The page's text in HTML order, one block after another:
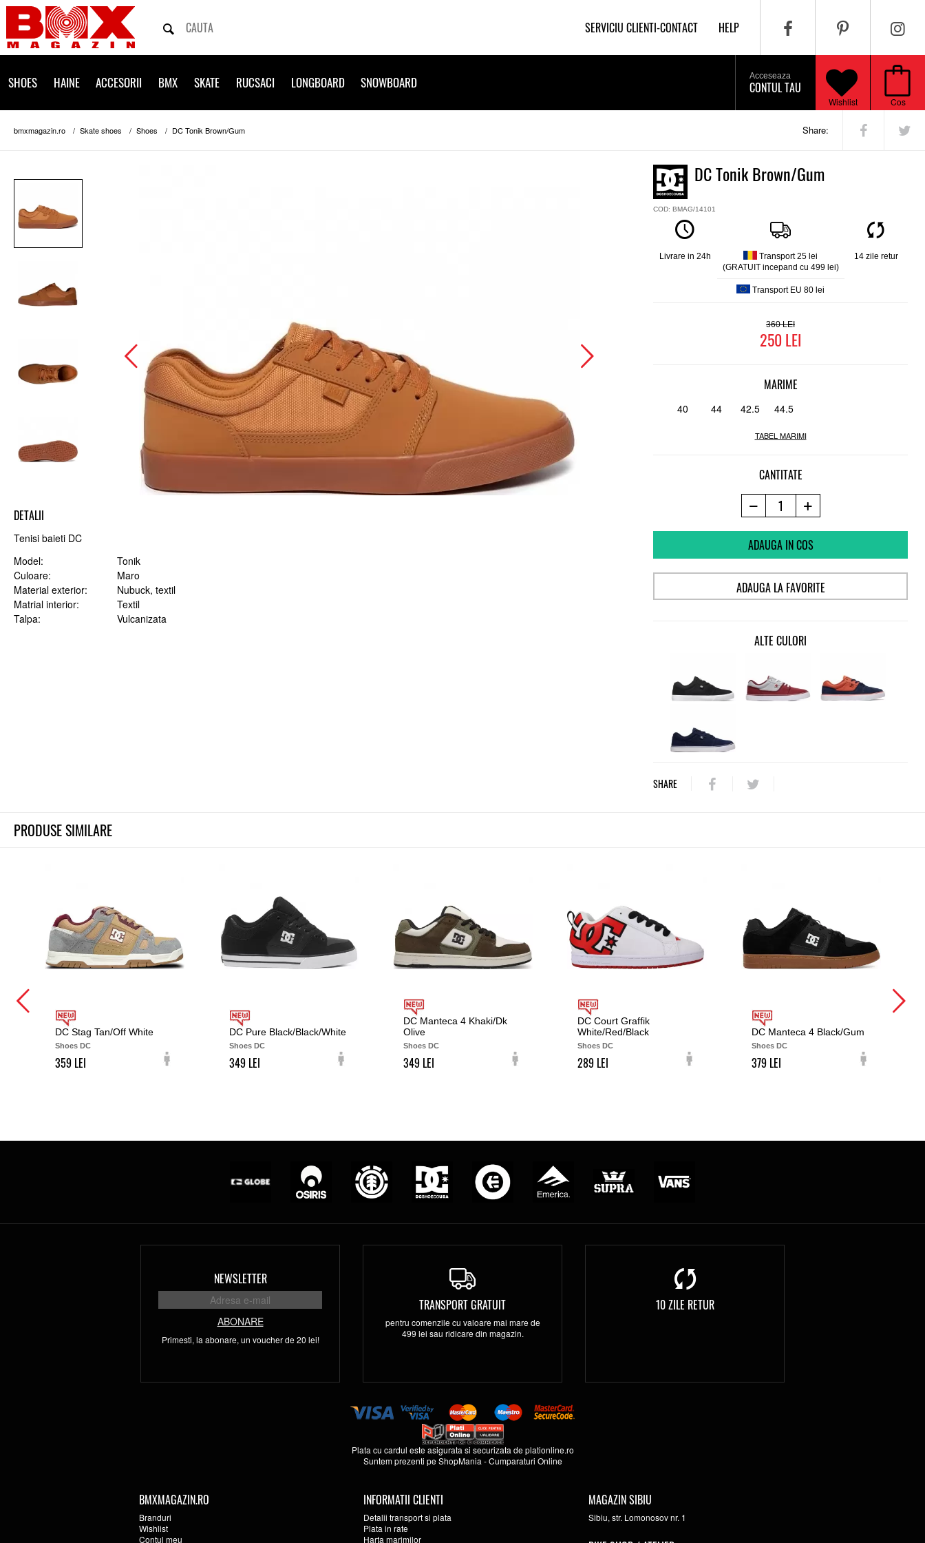
SERVICIU CLIENTI-CONTACT HELP
Cos
Wishlist
Acceseaza
CONTUL TAU
SHOES HAINE ACCESORII BMX SKATE RUCSACI LONGBOARD SNOWBOARD
Share:
bmxmagazin.ro Skate shoes Shoes DC Tonik Brown/Gum
DETALII
Tenisi baieti DC
Model
Tonik
Culoare
Maro
Material exterior
Nubuck, textil
Matrial interior
Textil
Talpa
Vulcanizata
DC Tonik Brown/Gum
COD: BMAG/14101
Livrare in 24h
Transport 25 lei
(GRATUIT incepand cu 499 lei)
Transport EU 80 lei
14 zile retur
360
250
MARIME
40 44 42.5 44.5
TABEL MARIMI
CANTITATE
ADAUGA IN COS
ADAUGA LA FAVORITE
ALTE CULORI
SHARE
PRODUSE SIMILARE
DC Stag Tan/Off White
Shoes DC
359
DC Pure Black/Black/White
Shoes DC
349
DC Manteca 4 Khaki/Dk
Olive
Shoes DC
349
DC Court Graffik
White/Red/Black
Shoes DC
289
DC Manteca 4 Black/Gum
Shoes DC
379
NEWSLETTER
ABONARE
Primesti, la abonare, un voucher de 20 lei!
TRANSPORT GRATUIT
pentru comenzile cu valoare mai mare de
499 lei sau ridicare din magazin.
10 ZILE RETUR
Plata cu cardul este asigurata si securizata deplationline.ro
Suntem prezenti peShopMania -Cumparaturi Online
BMXMAGAZIN.RO
Branduri
Wishlist
Contul meu
INFORMATII CLIENTI
Detalii transport si plata
Plata in rate
Harta marimilor
MAGAZIN SIBIU
Sibiu, str. Lomonosov nr. 1